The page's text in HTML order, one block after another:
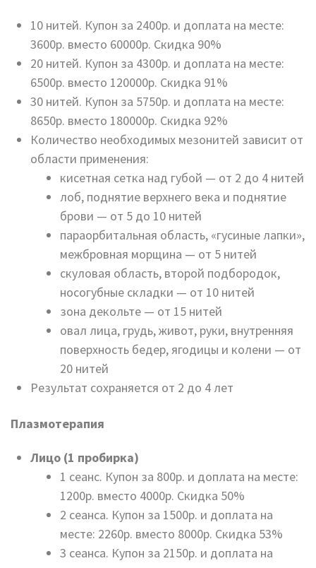
10 нитей. Купон за 2400р. и доплата на месте:
3600р. вместо 60000р. Скидка 90%
20 нитей. Купон за 4300р. и доплата на месте:
6500р. вместо 120000р. Скидка 91%
30 нитей. Купон за 5750р. и доплата на месте:
8650р. вместо 180000р. Скидка 92%
Количество необходимых мезонитей зависит от
области применения:
кисетная сетка над губой — от 2 до 4 нитей
лоб, поднятие верхнего века и поднятие
брови — от 5 до 10 нитей
параорбитальная область, «гусиные лапки»,
межбровная морщина — от 5 нитей
скуловая область, второй подбородок,
носогубные складки — от 10 нитей
зона декольте — от 15 нитей
овал лица, грудь, живот, руки, внутренняя
поверхность бедер, ягодицы и колени — от
20 нитей
Результат сохраняется от 2 до 4 лет
Плазмотерапия
Лицо (1 пробирка)
1 сеанс. Купон за 800р. и доплата на месте:
1200р. вместо 4000р. Скидка 50%
2 сеанса. Купон за 1500р. и доплата на
месте: 2260р. вместо 8000р. Скидка 53%
3 сеанса. Купон за 2150р. и доплата на